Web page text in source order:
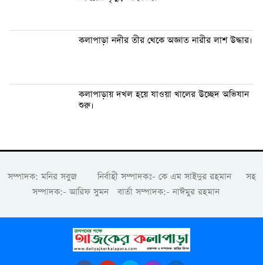
কলাপাড়া নদীর তীর থেকে অজ্ঞাত নারীর লাশ উদ্ধার।
কলাপাড়ায় দখল হয়ে যাওয়া খালের উচ্ছেদ অভিযান
শুরু।
সম্পাদক: মনির সবুজ নির্বাহী সম্পাদকঃ- কে এম সাইদুর রহমান সহ
সম্পাদক:- আরিফ সুমন বার্তা সম্পাদক:- নাঈমুর রহমান